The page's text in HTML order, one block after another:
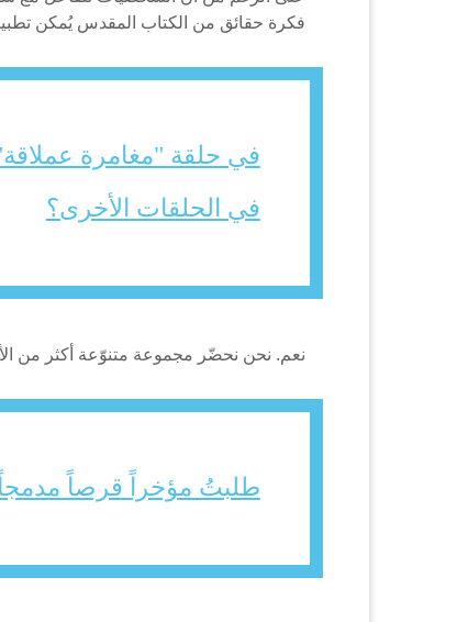
فكرة حقائق من الكتاب المقدس يُمكن
في حلقة "مغامرة
في الحلقات الأخرى؟
نعم. نحن نحضّر مجموعة متنوّعة أكثر من
طلبتُ مؤخراً قرصاً مدمجاً